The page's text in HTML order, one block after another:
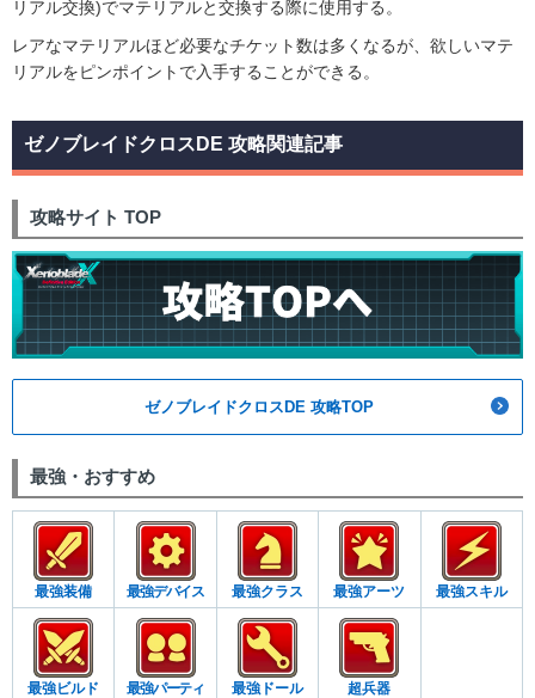
リアル交換)でマテリアルと交換する際に使用する。
レアなマテリアルほど必要なチケット数は多くなるが、欲しいマテ
リアルをピンポイントで入手することができる。
ゼノブレイドクロスDE 攻略関連記事
攻略サイト TOP
ゼノブレイドクロスDE 攻略TOP
最強・おすすめ
最強装備 最強デバイス 最強クラス 最強アーツ 最強スキル
最強ビルド 最強パーティ 最強ドール 超兵器